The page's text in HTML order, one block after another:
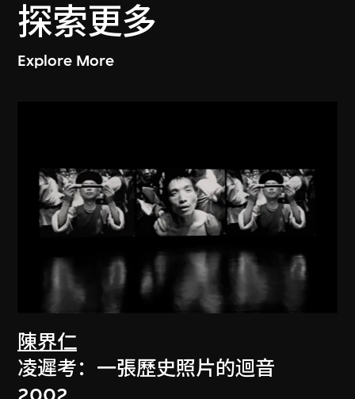
探索更多
Explore More
陳界仁
凌遲考：一張歷史照片的迴音